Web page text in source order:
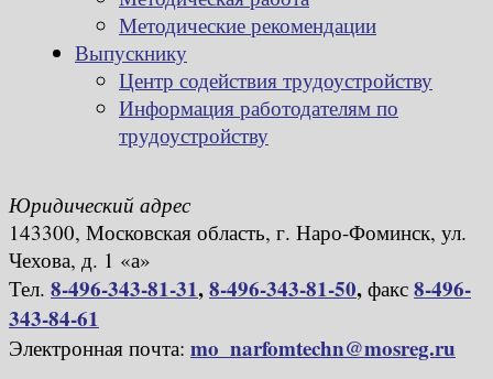
Методические рекомендации
Выпускнику
Центр содействия трудоустройству
Информация работодателям по
трудоустройству
Юридический адрес
143300, Московская область, г. Наро-Фоминск, ул.
Чехова, д. 1 «а»
Тел. 8-496-343-81-31,8-496-343-81-50, факс 8-496-
343-84-61
Электронная почта: mo_narfomtechn@mosreg.ru